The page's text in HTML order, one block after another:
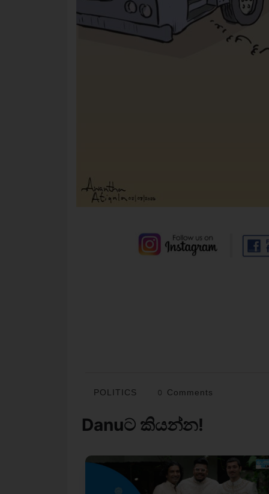
POLITICS 0 Comments